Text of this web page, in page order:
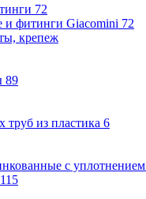
72
и фитинги Giacomini 72
крепеж
89
из пластика 6
с уплотнением
115